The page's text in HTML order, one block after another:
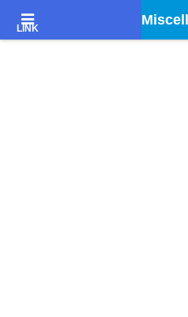
Godiegoを聴きながら、文学的